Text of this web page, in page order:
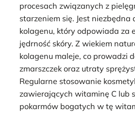
procesach związanych z
starzeniem się. Jest niezbędna
kolagenu, który odpowiada za
jędrność skóry. Z wiekiem
kolagenu maleje, co prowadzi
zmarszczek oraz utraty
Regularne stosowanie
zawierających witaminę C lub
pokarmów bogatych w tę